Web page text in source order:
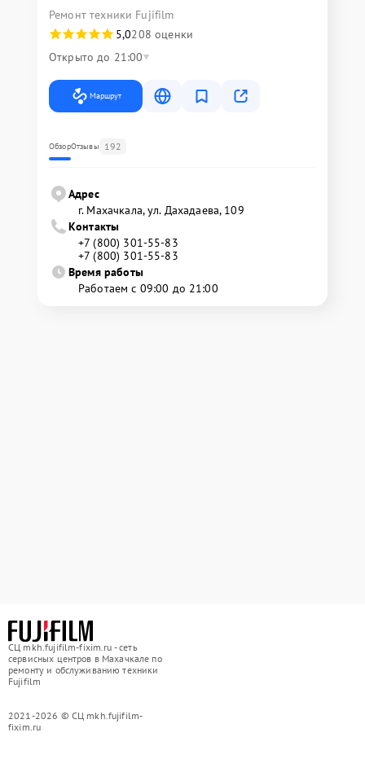
Ремонт техники Fujifilm
5,0208 оценки
Открыто до 21:00
Маршрут
ОбзорОтзывы 192
Адрес
г. Махачкала, ул. Дахадаева, 109
Контакты
+7 (800) 301-55-83
+7 (800) 301-55-83
Время работы
Работаем с 09:00 до 21:00
СЦ mkh.fujifilm-fixim.ru - сеть
сервисных центров в Махачкале по
ремонту и обслуживанию техники
Fujifilm
2021-2026 © СЦ mkh.fujifilm-
fixim.ru